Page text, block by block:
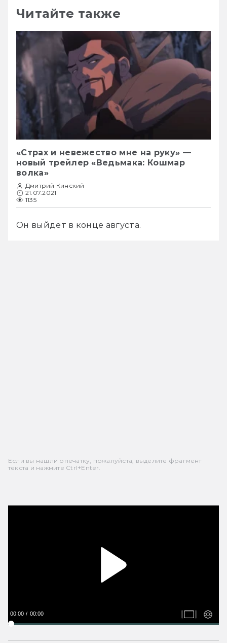
Читайте также
«Страх и невежество мне на руку» —
новый трейлер «Ведьмака: Кошмар
волка»
Дмитрий Кинский
21.07.2021
1135
Он выйдет в конце августа.
Если вы нашли опечатку, пожалуйста, выделите фрагмент
текста и нажмите Ctrl+Enter.
00:00 00:00